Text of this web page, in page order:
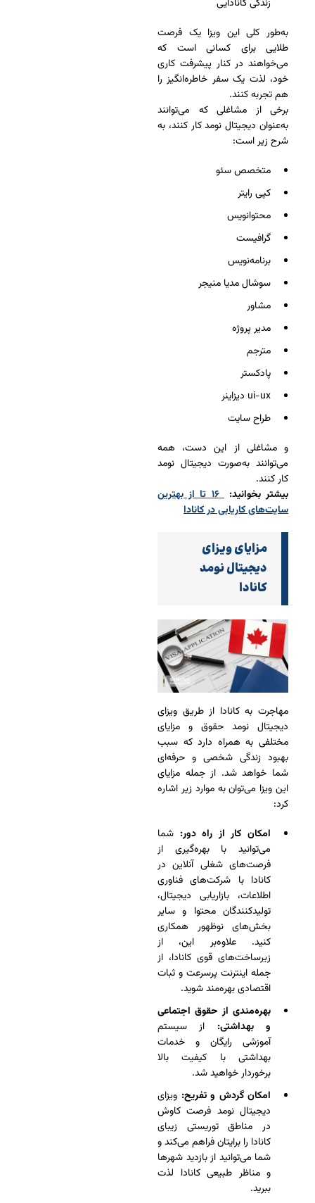
زندگی کانادایی
به‌طور کلی این ویزا یک فرصت
طلایی برای کسانی است که
می‌خواهند در کنار پیشرفت کاری
خود، لذت یک سفر خاطره‌انگیز را
هم تجربه کنند.
برخی از مشاغلی که می‌توانند
به‌عنوان دیجیتال نومد کار کنند، به
شرح زیر است:
متخصص سئو
کپی رایتر
محتوانویس
گرافیست
برنامه‌نویس
سوشال مدیا منیجر
مشاور
مدیر پروژه
مترجم
پادکستر
ui-ux دیزاینر
طراح سایت
و مشاغلی از این دست، همه
می‌توانند به‌صورت دیجیتال نومد
کار کنند.
بیشتر بخوانید:
۱۶ تا از بهترین
سایت‌های کاریابی در کانادا
مزایای ویزای
دیجیتال نومد
کانادا
مهاجرت به کانادا از طریق ویزای
دیجیتال نومد حقوق و مزایای
مختلفی به همراه دارد که سبب
بهبود زندگی شخصی و حرفه‌ای
شما خواهد شد. از جمله مزایای
این ویزا می‌توان به موارد زیر اشاره
کرد:
امکان کار از راه دور: شما
می‌توانید با بهره‌گیری از
فرصت‌های شغلی آنلاین در
کانادا با شرکت‌های فناوری
اطلاعات، بازاریابی دیجیتال،
تولیدکنندگان محتوا و سایر
بخش‌های نوظهور همکاری
کنید. علاوه‌بر این، از
زیرساخت‌های قوی کانادا، از
جمله اینترنت پرسرعت و ثبات
اقتصادی بهره‌مند شوید.
بهره‌مندی از حقوق اجتماعی
و بهداشتی: از سیستم
آموزشی رایگان و خدمات
بهداشتی با کیفیت بالا
برخوردار خواهید شد.
امکان گردش و تفریح: ویزای
دیجیتال نومد فرصت کاوش
در مناطق توریستی زیبای
کانادا را برایتان فراهم می‌کند و
شما می‌توانید از بازدید شهرها
و مناظر طبیعی کانادا لذت
ببرید.